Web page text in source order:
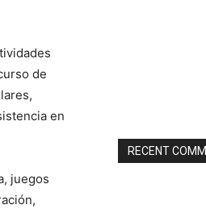
de
en
juegos
RECENT